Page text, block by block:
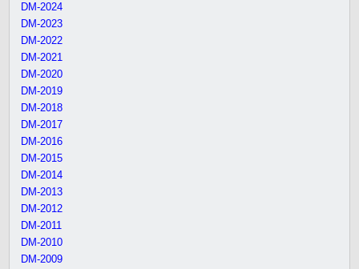
DM-2024
DM-2023
DM-2022
DM-2021
DM-2020
DM-2019
DM-2018
DM-2017
DM-2016
DM-2015
DM-2014
DM-2013
DM-2012
DM-2011
DM-2010
DM-2009